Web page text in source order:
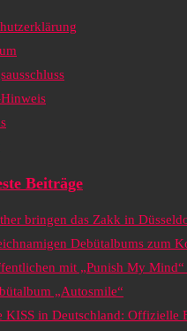
Beiträge
bringen das Zakk in
Debütalbums zum
mit „Punish My Mind“
„Autosmile“
KISS in Deutschland: Offizielle